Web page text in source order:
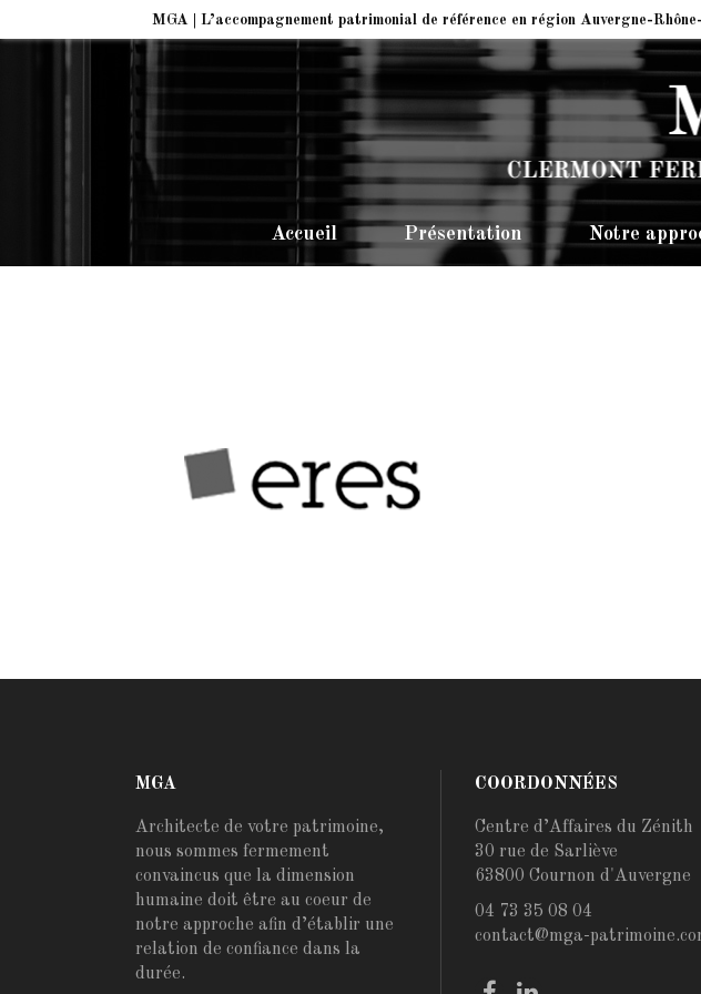
MGA | L’accompagnement patrimonial de référence en région Auvergne-
Accueil Présentation Notre
MGA
Architecte de votre patrimoine,
nous sommes fermement
convaincus que la dimension
humaine doit être au coeur de
notre approche afin d’établir une
relation de confiance dans la
durée.
COORDONNÉES
Centre d’Affaires du Zénith
30 rue de Sarliève
63800 Cournon d'Auvergne
04 73 35 08 04
contact@mga-